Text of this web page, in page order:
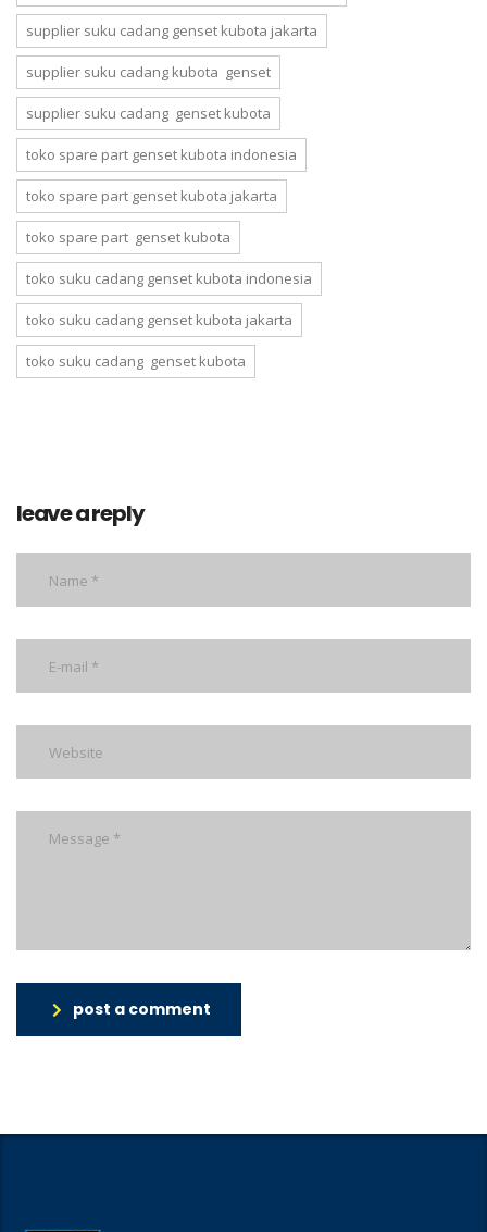
supplier suku cadang genset kubota jakarta
supplier suku cadang kubota genset
supplier suku cadang genset kubota
toko spare part genset kubota indonesia
toko spare part genset kubota jakarta
toko spare part genset kubota
toko suku cadang genset kubota indonesia
toko suku cadang genset kubota jakarta
toko suku cadang genset kubota
leave a reply
post a comment